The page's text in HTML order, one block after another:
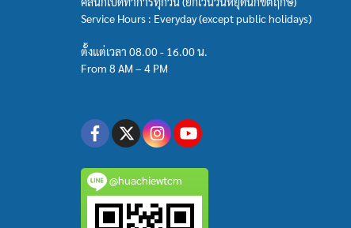
Service Hours : Everyday (except public holidays)
ตั้งแต่เวลา 08.00 - 16.00 น.
From 8 AM – 4 PM
@huachiewtcm